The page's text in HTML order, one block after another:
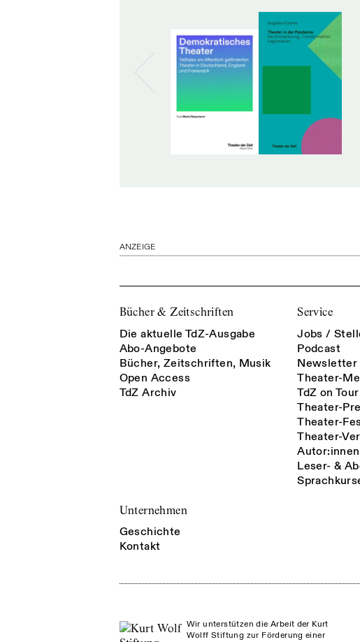
ANZEIGE
Bücher & Zeitschriften
Die aktuelle TdZ-Ausgabe
Abo-Angebote
Bücher, Zeitschriften, Musik
Open Access
TdZ Archiv
Service
Jobs /
Podcast
Newsletter
Theater-
TdZ on Tour
Theater-
Theater-
Theater-
Leser- &
Unternehmen
Geschichte
Kontakt
Wir unterstützen die Arbeit der Kurt
Wolff Stiftung zur Förderung einer